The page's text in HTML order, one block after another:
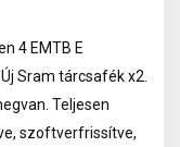
4 EMTB E
Új Sram tárcsafék x2.
Teljesen
szoftverfrissítve,